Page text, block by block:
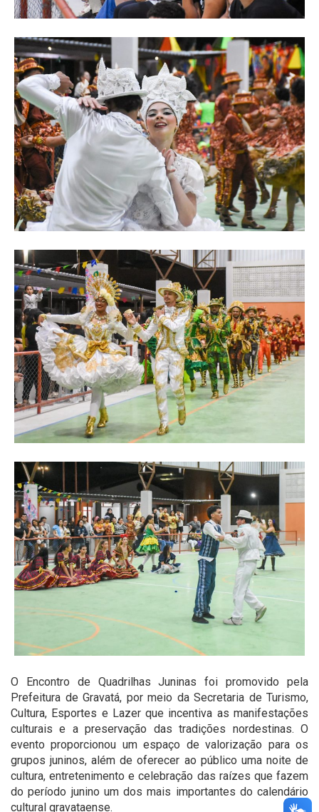
O Encontro de Quadrilhas Juninas foi promovido pela
Prefeitura de Gravatá, por meio da Secretaria de Turismo,
Cultura, Esportes e Lazer que incentiva as manifestações
culturais e a preservação das tradições nordestinas. O
evento proporcionou um espaço de valorização para os
grupos juninos, além de oferecer ao público uma noite de
cultura, entretenimento e celebração das raízes que fazem
do período junino um dos mais importantes do calendário
cultural gravataense.